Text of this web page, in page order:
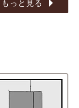
もっと見る